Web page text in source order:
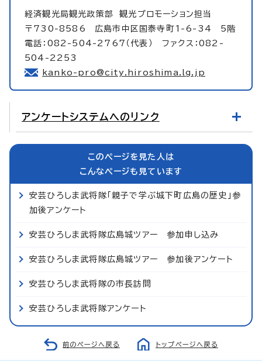
経済観光局観光政策部観光プロモーション担当
〒730-8586 広島市中区国泰寺町1-6-34 5階
電話：082-504-2767（代表） ファクス：082-
504-2253
kanko-pro@city.hiroshima.lg.jp
アンケートシステムへのリンク
このページを見た人は
こんなページも見ています
安芸ひろしま武将隊「親子で学ぶ城下町広島の歴史」参
加後アンケート
安芸ひろしま武将隊広島城ツアー 参加申し込み
安芸ひろしま武将隊広島城ツアー 参加後アンケート
安芸ひろしま武将隊の市長訪問
安芸ひろしま武将隊アンケート
前のページへ戻る トップページへ戻る